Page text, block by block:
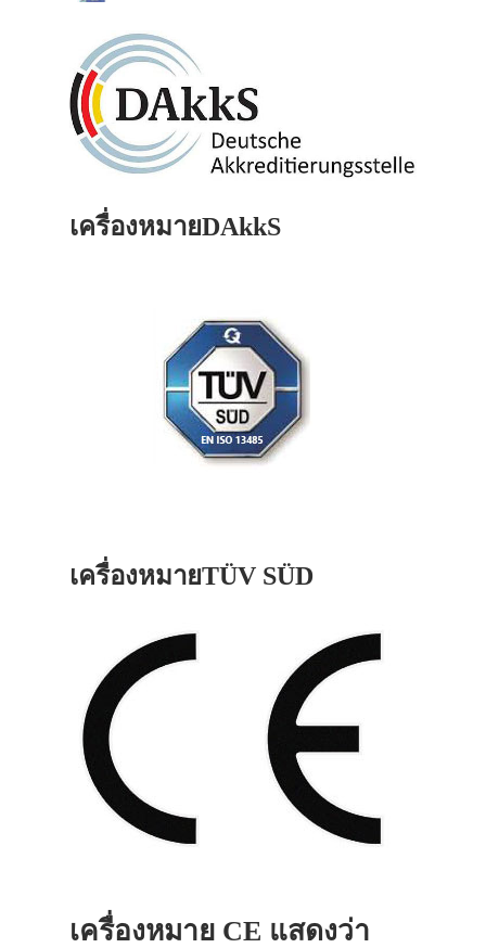
เครื่องหมายDAkkS
เครื่องหมายTÜV SÜD
เครื่องหมาย CE แสดงว่า